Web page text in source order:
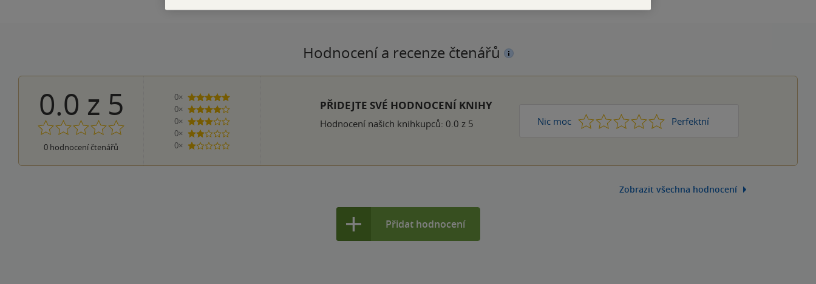
Hodnocení a recenze čtenářů
0.0 z 5
0 hodnocení čtenářů
0×
5 hvězdiček
0×
4 hvězdičky
0×
3 hvězdičky
0×
2 hvězdičky
0×
1 hvezdička
PŘIDEJTE SVÉ HODNOCENÍ KNIHY
Hodnocení našich knihkupců: 0.0 z 5 Nic moc 1 2 3 4 Perfektní
5
Zobrazit všechna hodnocení
Přidat hodnocení